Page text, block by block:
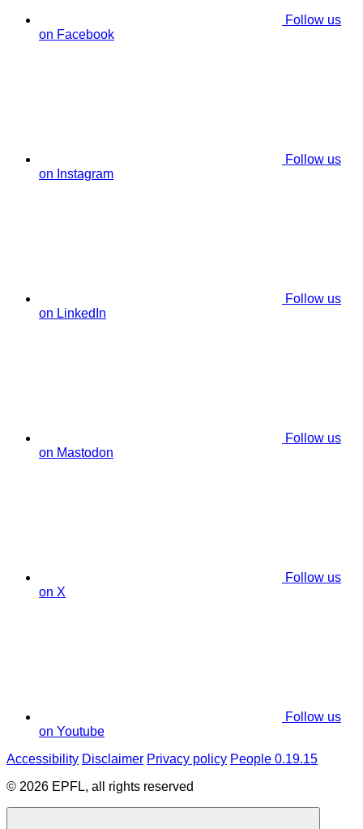
Follow us
on Facebook
Follow us
on Instagram
Follow us
on LinkedIn
Follow us
on Mastodon
Follow us
on X
Follow us
on Youtube
Accessibility Disclaimer Privacy policy People 0.19.15
© 2026 EPFL, all rights reserved